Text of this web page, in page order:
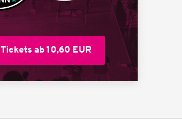
Tickets ab 10,60 EUR